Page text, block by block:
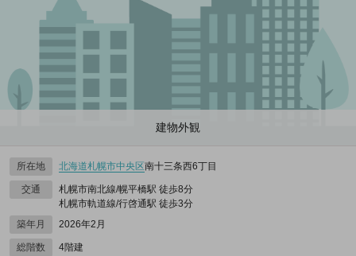
建物外観
所在地 北海道札幌市中央区南十三条西6丁目
交通
札幌市南北線/幌平橋駅 徒歩8分
札幌市軌道線/行啓通駅 徒歩3分
築年月
2026年2月
総階数 4階建